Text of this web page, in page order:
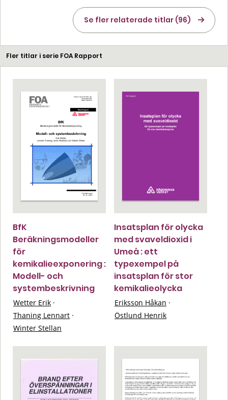
Se fler relaterade titlar (96)
Fler titlar i serie FOA Rapport
BfK
Beräkningsmodeller
för
kemikalieexponering :
Modell- och
systembeskrivning
Wetter Erik ·
Thaning Lennart ·
Winter Stellan
Insatsplan för olycka
med svaveldioxid i
Umeå : ett
typexempel på
insatsplan för stor
kemikalieolycka
Eriksson Håkan ·
Östlund Henrik